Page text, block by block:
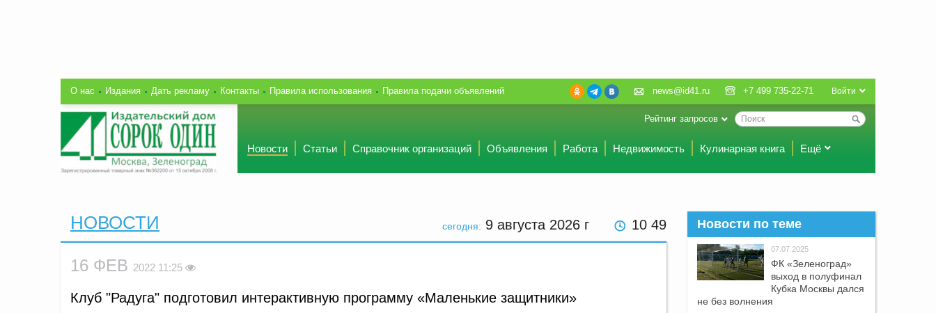
О нас Издания Дать рекламу Контакты Правила использования Правила подачи объявлений Войти
news@id41.ru +7 499 735-22-71
Рейтинг запросов
Новости Статьи Справочник организаций Объявления Работа Недвижимость Кулинарная книга Ещё
сегодня: 9 августа 2026 г 10 49
НОВОСТИ
16 ФЕВ 2022 11:25
Клуб "Радуга" подготовил интерактивную программу «Маленькие защитники»
Новости по теме
07.07.2025
ФК «Зеленоград»
выход в полуфинал
Кубка Москвы дался
не без волнения